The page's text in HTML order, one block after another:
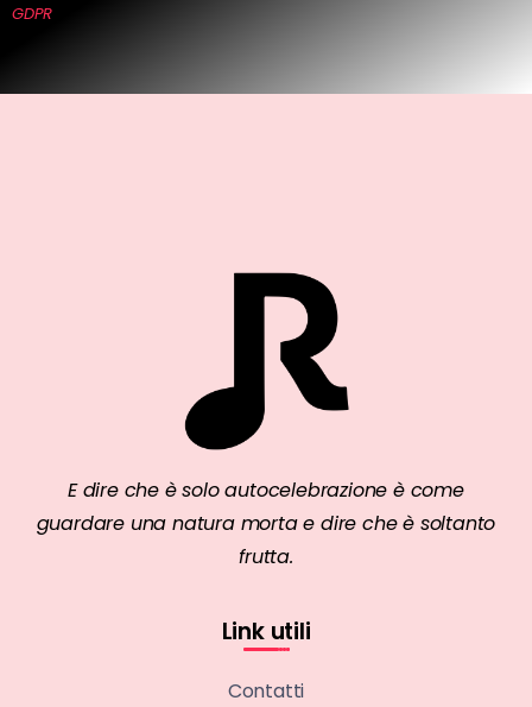
GDPR
E dire che è solo autocelebrazione è come
guardare una natura morta e dire che è soltanto
frutta.
Link utili
Contatti